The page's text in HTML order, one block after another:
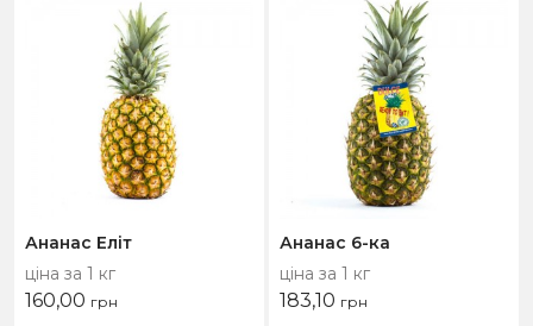
Ананас Еліт
ціна за 1 кг
160,00 грн
Ананас 6-ка
ціна за 1 кг
183,10 грн